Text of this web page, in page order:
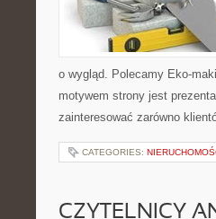
o wygląd. Polecamy Eko-
motywem strony jest
zainteresować zarówno
CATEGORIES:
CZYTELNICY